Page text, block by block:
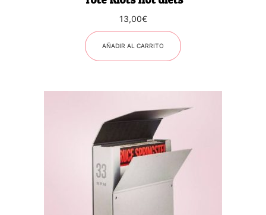
13,00€
AÑADIR AL CARRITO